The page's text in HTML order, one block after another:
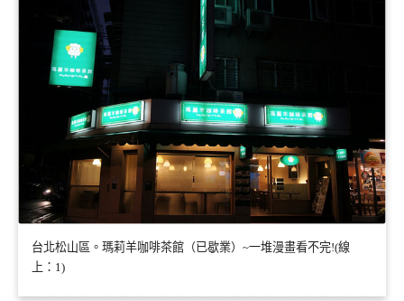
台北松山區。瑪莉羊咖啡茶館（已歇業）~一堆漫畫看不完!(線
上：1)